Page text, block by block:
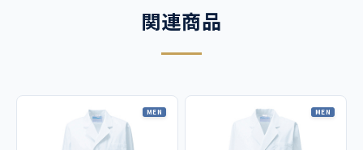
115-30 男性用 診察衣ダブル長袖
関連商品
MEN MEN